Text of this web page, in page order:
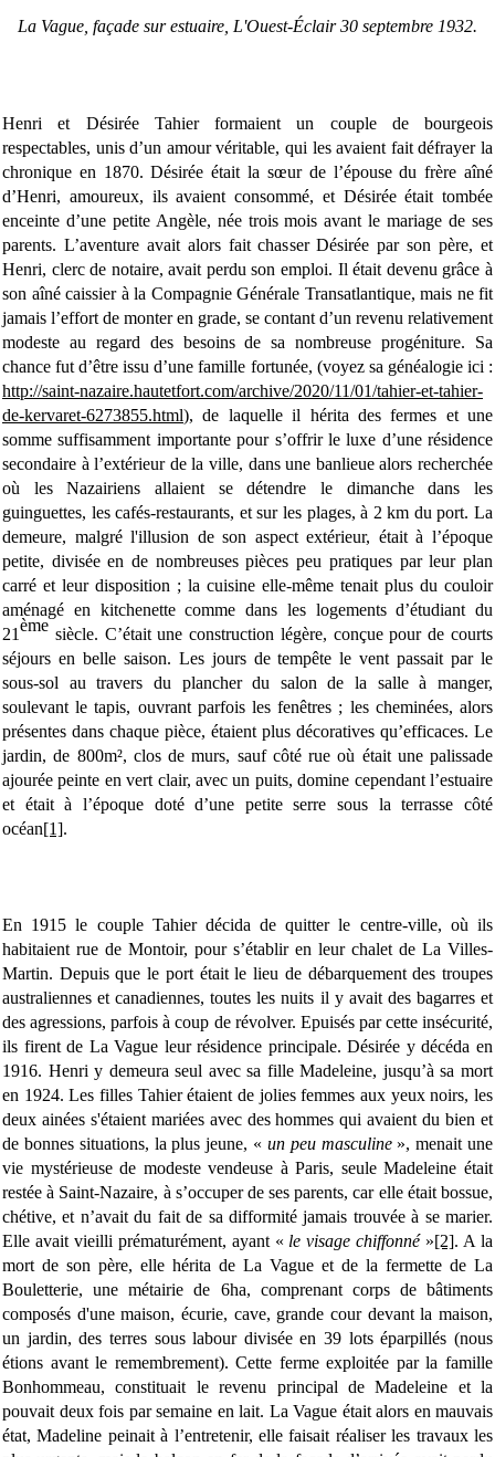
La Vague, façade sur estuaire, L'Ouest-Éclair 30 septembre 1932.
Henri et Désirée Tahier formaient un couple de bourgeois
respectables, unis d’un amour véritable, qui les avaient fait défrayer la
chronique en 1870. Désirée était la sœur de l’épouse du frère aîné
d’Henri, amoureux, ils avaient consommé, et Désirée était tombée
enceinte d’une petite Angèle, née trois mois avant le mariage de ses
parents. L’aventure avait alors fait chasser Désirée par son père, et
Henri, clerc de notaire, avait perdu son emploi. Il était devenu grâce à
son aîné caissier à la Compagnie Générale Transatlantique, mais ne fit
jamais l’effort de monter en grade, se contant d’un revenu relativement
modeste au regard des besoins de sa nombreuse progéniture. Sa
chance fut d’être issu d’une famille fortunée, (voyez sa généalogie ici :
http://saint-nazaire.hautetfort.com/archive/2020/11/01/tahier-et-tahier-
de-kervaret-6273855.html), de laquelle il hérita des fermes et une
somme suffisamment importante pour s’offrir le luxe d’une résidence
secondaire à l’extérieur de la ville, dans une banlieue alors recherchée
où les Nazairiens allaient se détendre le dimanche dans les
guinguettes, les cafés-restaurants, et sur les plages, à 2 km du port. La
demeure, malgré l'illusion de son aspect extérieur, était à l’époque
petite, divisée en de nombreuses pièces peu pratiques par leur plan
carré et leur disposition ; la cuisine elle-même tenait plus du couloir
aménagé en kitchenette comme dans les logements d’étudiant du
21ème siècle. C’était une construction légère, conçue pour de courts
séjours en belle saison. Les jours de tempête le vent passait par le
sous-sol au travers du plancher du salon de la salle à manger,
soulevant le tapis, ouvrant parfois les fenêtres ; les cheminées, alors
présentes dans chaque pièce, étaient plus décoratives qu’efficaces. Le
jardin, de 800m², clos de murs, sauf côté rue où était une palissade
ajourée peinte en vert clair, avec un puits, domine cependant l’estuaire
et était à l’époque doté d’une petite serre sous la terrasse côté
océan[1].
En 1915 le couple Tahier décida de quitter le centre-ville, où ils
habitaient rue de Montoir, pour s’établir en leur chalet de La Villes-
Martin. Depuis que le port était le lieu de débarquement des troupes
australiennes et canadiennes, toutes les nuits il y avait des bagarres et
des agressions, parfois à coup de révolver. Epuisés par cette insécurité,
ils firent de La Vague leur résidence principale. Désirée y décéda en
1916. Henri y demeura seul avec sa fille Madeleine, jusqu’à sa mort
en 1924. Les filles Tahier étaient de jolies femmes aux yeux noirs, les
deux ainées s'étaient mariées avec des hommes qui avaient du bien et
de bonnes situations, la plus jeune, « un peu masculine», menait une
vie mystérieuse de modeste vendeuse à Paris, seule Madeleine était
restée à Saint-Nazaire, à s’occuper de ses parents, car elle était bossue,
chétive, et n’avait du fait de sa difformité jamais trouvée à se marier.
Elle avait vieilli prématurément, ayant « le visage chiffonné»[2]. A la
mort de son père, elle hérita de La Vague et de la fermette de La
Bouletterie, une métairie de 6ha, comprenant corps de bâtiments
composés d'une maison, écurie, cave, grande cour devant la maison,
un jardin, des terres sous labour divisée en 39 lots éparpillés (nous
étions avant le remembrement). Cette ferme exploitée par la famille
Bonhommeau, constituait le revenu principal de Madeleine et la
pouvait deux fois par semaine en lait. La Vague était alors en mauvais
état, Madeline peinait à l’entretenir, elle faisait réaliser les travaux les